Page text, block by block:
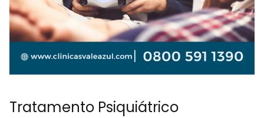
Tratamento Psiquiátrico